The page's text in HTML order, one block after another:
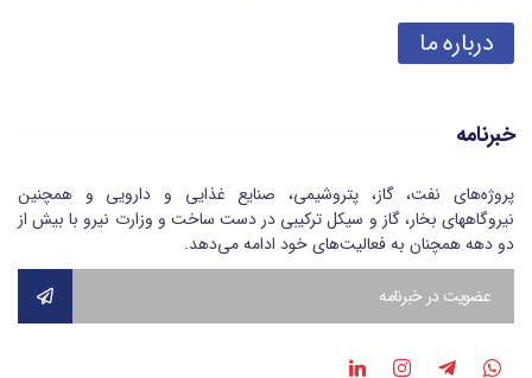
درباره ما
خبرنامه
پروژه‌های نفت، گاز، پتروشیمی، صنایع غذایی و دارویی و همچنین
نیروگاههای بخار، گاز و سیکل ترکیبی در دست ساخت و وزارت نیرو با بیش از
دو دهه همچنان به فعالیت‌های خود ادامه می‌دهد.